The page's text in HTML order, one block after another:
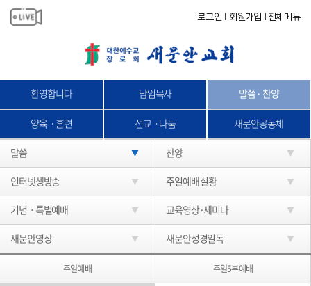
로그인 회원가입 전체메뉴
환영합니다 담임목사 말씀 · 찬양
말씀
주일예배 주일5부예배
찬양
인터넷생방송 주일예배 실황
기념ㆍ특별예배 교육영상·세미나
새문안영상 새문안성경일독
양육ㆍ훈련 선교ㆍ나눔 새문안공동체